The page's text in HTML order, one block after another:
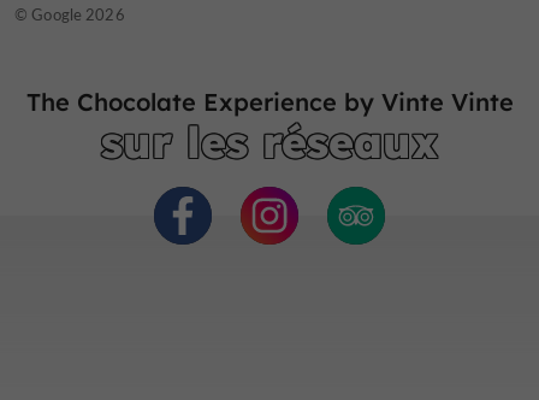
© Google 2026
© TripAdvisor 2026
The Chocolate Experience by Vinte Vinte
sur les réseaux